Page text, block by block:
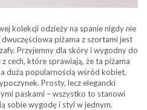
kolekcji odzieży na spanie nigdy nie
dwuczęściowa piżama z szortami jest
Przyjemny dla skóry i wygodny do
cech, które sprawiają, że ta piżama
dużą popularnością wśród kobiet,
Prosty, lecz elegancki
paskami – wszystko to stanowi
sobie wygodę i styl w jednym.